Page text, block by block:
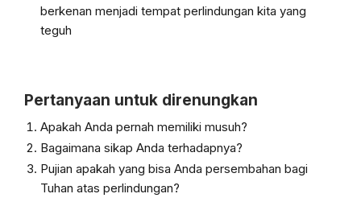
berkenan menjadi tempat perlindungan kita yang
teguh
Pertanyaan untuk direnungkan
Apakah Anda pernah memiliki musuh?
Bagaimana sikap Anda terhadapnya?
Pujian apakah yang bisa Anda persembahan bagi
Tuhan atas perlindungan?